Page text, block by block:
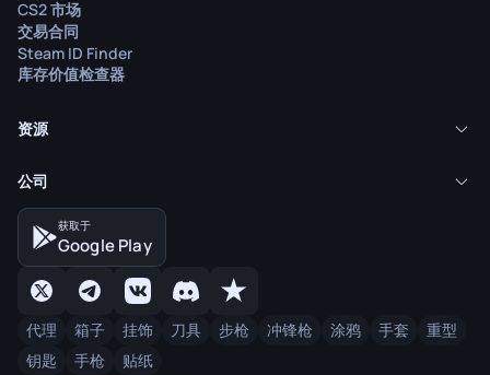
CS2 市场
交易合同
Steam ID Finder
库存价值检查器
资源
公司
获取于
Google Play
代理 箱子 挂饰 刀具 步枪 冲锋枪 涂鸦 手套
重型
钥匙
手枪 贴纸